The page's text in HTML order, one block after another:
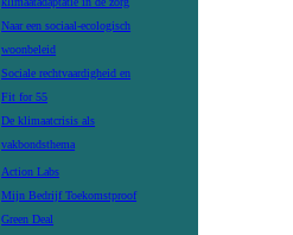
Naar een sociaal-ecologisch
woonbeleid
Sociale rechtvaardigheid en
Fit for 55
De klimaatcrisis als
vakbondsthema
Action Labs
Mijn Bedrijf Toekomstproof
Green Deal